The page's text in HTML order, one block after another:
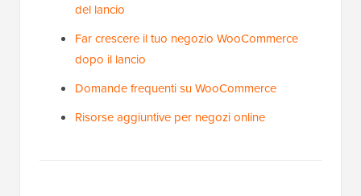
del lancio
Far crescere il tuo negozio WooCommerce
dopo il lancio
Domande frequenti su WooCommerce
Risorse aggiuntive per negozi online